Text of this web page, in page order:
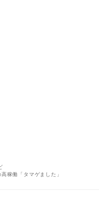
稼働「タマゲました」